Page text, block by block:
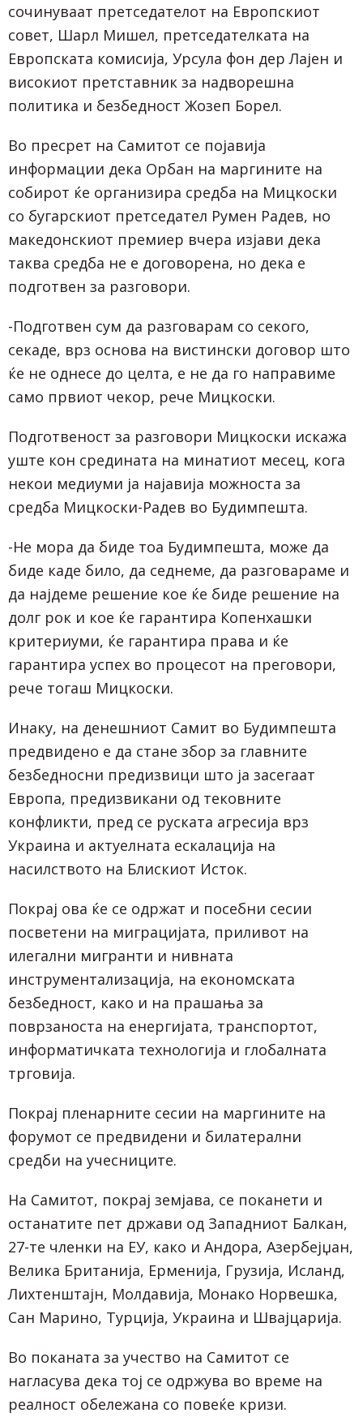
сочинуваат претседателот на Европскиот
совет, Шарл Мишел, претседателката на
Европската комисија, Урсула фон дер Лајен и
високиот претставник за надворешна
политика и безбедност Жозеп Борел.
Во пресрет на Самитот се појавија
информации дека Орбан на маргините на
собирот ќе организира средба на Мицкоски
со бугарскиот претседател Румен Радев, но
македонскиот премиер вчера изјави дека
таква средба не е договорена, но дека е
подготвен за разговори.
-Подготвен сум да разговарам со секого,
секаде, врз основа на вистински договор што
ќе не однесе до целта, е не да го направиме
само првиот чекор, рече Мицкоски.
Подготвеност за разговори Мицкоски искажа
уште кон средината на минатиот месец, кога
некои медиуми ја најавија можноста за
средба Мицкоски-Радев во Будимпешта.
-Не мора да биде тоа Будимпешта, може да
биде каде било, да седнеме, да разговараме и
да најдеме решение кое ќе биде решение на
долг рок и кое ќе гарантира Копенхашки
критериуми, ќе гарантира права и ќе
гарантира успех во процесот на преговори,
рече тогаш Мицкоски.
Инаку, на денешниот Самит во Будимпешта
предвидено е да стане збор за главните
безбедносни предизвици што ја засегаат
Европа, предизвикани од тековните
конфликти, пред се руската агресија врз
Украина и актуелната ескалација на
насилството на Блискиот Исток.
Покрај ова ќе се одржат и посебни сесии
посветени на миграцијата, приливот на
илегални мигранти и нивната
инструментализација, на економската
безбедност, како и на прашања за
поврзаноста на енергијата, транспортот,
информатичката технологија и глобалната
трговија.
Покрај пленарните сесии на маргините на
форумот се предвидени и билатерални
средби на учесниците.
На Самитот, покрај земјава, се поканети и
останатите пет држави од Западниот Балкан,
27-те членки на ЕУ, како и Андора, Азербејџан,
Велика Британија, Ерменија, Грузија, Исланд,
Лихтенштајн, Молдавија, Монако Норвешка,
Сан Марино, Турција, Украина и Швајцарија.
Во поканата за учество на Самитот се
нагласува дека тој се одржува во време на
реалност обележана со повеќе кризи.